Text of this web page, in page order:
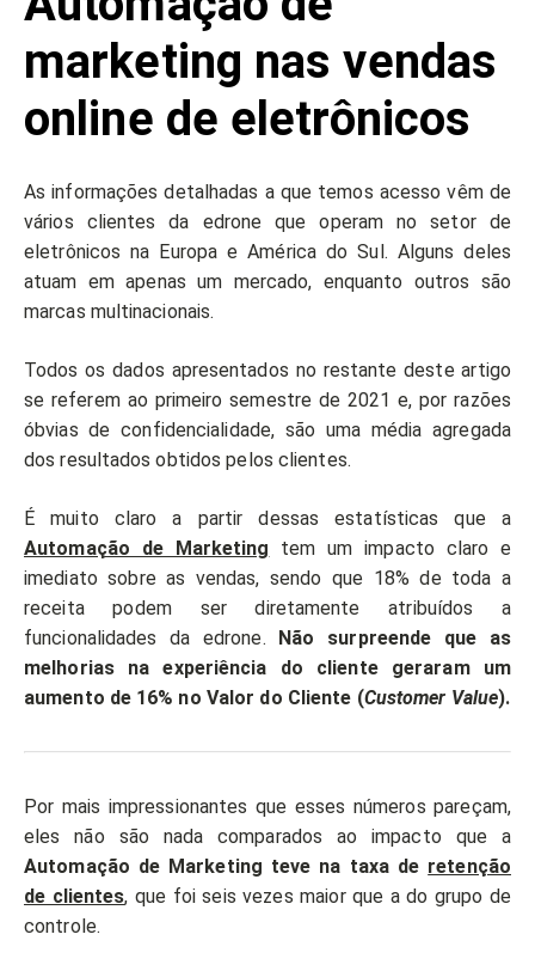
marketing nas vendas
online de eletrônicos
As informações detalhadas a que temos acesso vêm de
vários clientes da edrone que operam no setor de
eletrônicos na Europa e América do Sul. Alguns deles
atuam em apenas um mercado, enquanto outros são
marcas multinacionais.
Todos os dados apresentados no restante deste artigo
se referem ao primeiro semestre de 2021 e, por razões
óbvias de confidencialidade, são uma média agregada
dos resultados obtidos pelos clientes.
É muito claro a partir dessas estatísticas que a
Automação de Marketing tem um impacto claro e
imediato sobre as vendas, sendo que 18% de toda a
receita podem ser diretamente atribuídos a
funcionalidades da edrone. Não surpreende que as
melhorias na experiência do cliente geraram um
aumento de 16% no Valor do Cliente (Customer Value).
Por mais impressionantes que esses números pareçam,
eles não são nada comparados ao impacto que a
Automação de Marketing teve na taxa de retenção
de clientes, que foi seis vezes maior que a do grupo de
controle.